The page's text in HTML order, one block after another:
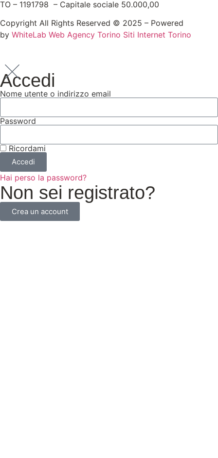
TO – 1191798 – Capitale sociale 50.000,00
Copyright All Rights Reserved © 2025 – Powered
by WhiteLab Web Agency Torino Siti Internet Torino
Accedi
Nome utente o indirizzo email
Password
Ricordami
Accedi
Hai perso la password?
Non sei registrato?
Crea un account